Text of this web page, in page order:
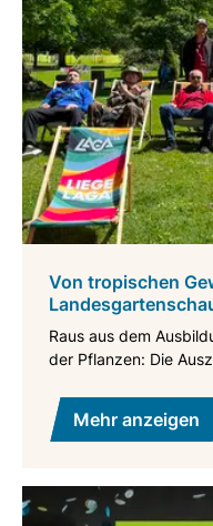
Von tropischen
Raus aus dem
der Pflanzen: Die
Mehr anzeigen